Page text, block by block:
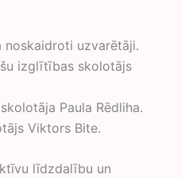
noskaidroti uzvarētāji.
izglītības skolotājs
Paula Rēdliha.
Viktors Bite.
līdzdalību un